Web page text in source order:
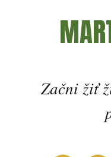
Začni žiť